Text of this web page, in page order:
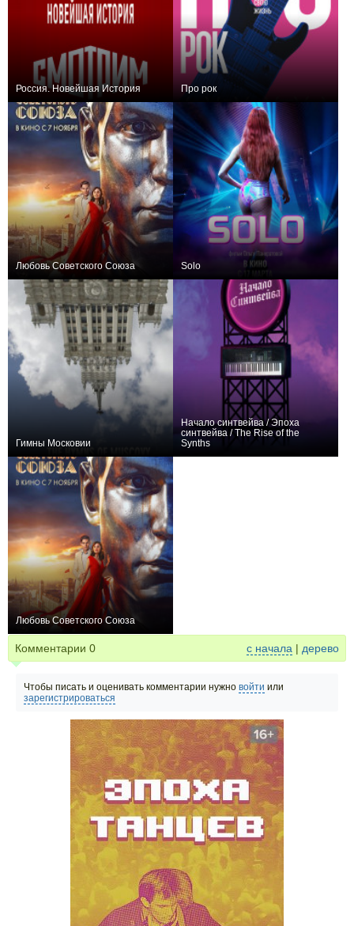
Россия. Новейшая История Про рок
Любовь Советского Союза Solo
Гимны Московии
Начало синтвейва / Эпоха
синтвейва / The Rise of the
Synths
Любовь Советского Союза
Комментарии 0 с начала | дерево
Чтобы писать и оценивать комментарии нужно войти или
зарегистрироваться